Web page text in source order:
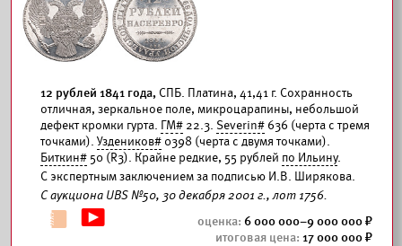
12 рублей 1841 года, СПБ. Платина, 41,41 г. Сохранность
отличная, зеркальное поле, микроцарапины, небольшой
дефект кромки гурта. ГМ# 22.3. Severin# 636 (черта с тремя
точками). Уздеников# 0398 (черта с двумя точками).
Биткин# 50 (R3). Крайне редкие, 55 рублей по Ильину.
С экспертным заключением за подписью И.В. Ширякова.
С аукциона UBS №50, 30 декабря 2001 г., лот 1756.
6 000 000–9 000 000
17 000 000